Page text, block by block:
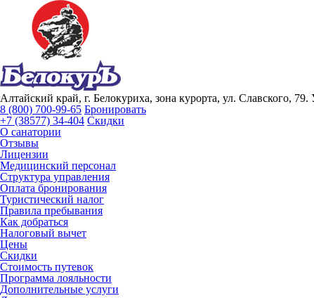
Алтайский край, г. Белокуриха, зона курорта, ул. Славского,
8 (800) 700-99-65 Бронировать
+7 (38577) 34-404 Скидки
О санатории
Отзывы
Лицензии
Медицинский персонал
Структура управления
Оплата бронирования
Туристический налог
Правила пребывания
Как добраться
Налоговый вычет
Цены
Скидки
Стоимость путевок
Программа лояльности
Дополнительные услуги